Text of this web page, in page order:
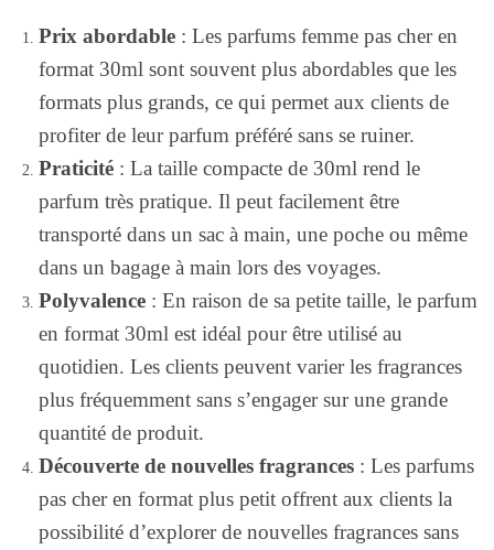
Prix abordable : Les parfums femme pas cher en
format 30ml sont souvent plus abordables que les
formats plus grands, ce qui permet aux clients de
profiter de leur parfum préféré sans se ruiner.
Praticité : La taille compacte de 30ml rend le
parfum très pratique. Il peut facilement être
transporté dans un sac à main, une poche ou même
dans un bagage à main lors des voyages.
Polyvalence : En raison de sa petite taille, le parfum
en format 30ml est idéal pour être utilisé au
quotidien. Les clients peuvent varier les fragrances
plus fréquemment sans s’engager sur une grande
quantité de produit.
Découverte de nouvelles fragrances : Les parfums
pas cher en format plus petit offrent aux clients la
possibilité d’explorer de nouvelles fragrances sans